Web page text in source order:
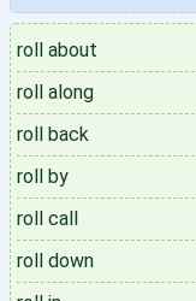
roll about
roll along
roll back
roll by
roll call
roll down